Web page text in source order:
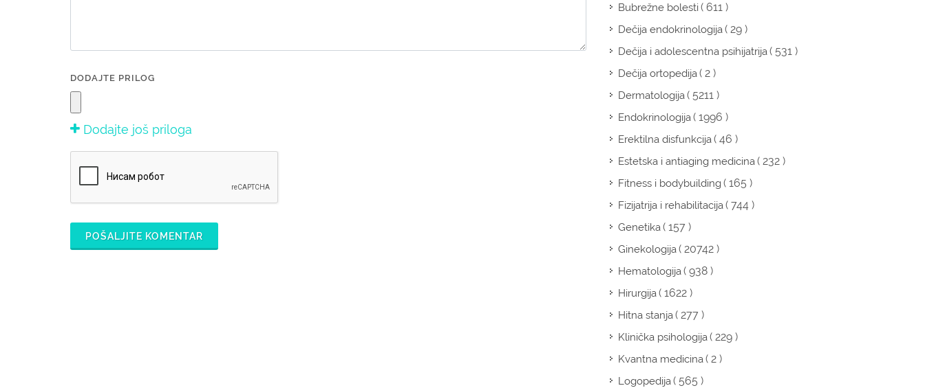
DODAJTE PRILOG
Dodajte još priloga
POŠALJITE KOMENTAR
Bubrežne bolesti( 611 )
Dečija endokrinologija( 29 )
Dečija i adolescentna psihijatrija( 531 )
Dečija ortopedija( 2 )
Dermatologija( 5211 )
Endokrinologija( 1996 )
Erektilna disfunkcija( 46 )
Estetska i antiaging medicina( 232 )
Fitness i bodybuilding( 165 )
Fizijatrija i rehabilitacija( 744 )
Genetika( 157 )
Ginekologija( 20742 )
Hematologija( 938 )
Hirurgija( 1622 )
Hitna stanja( 277 )
Klinička psihologija( 229 )
Kvantna medicina( 2 )
Logopedija( 565 )